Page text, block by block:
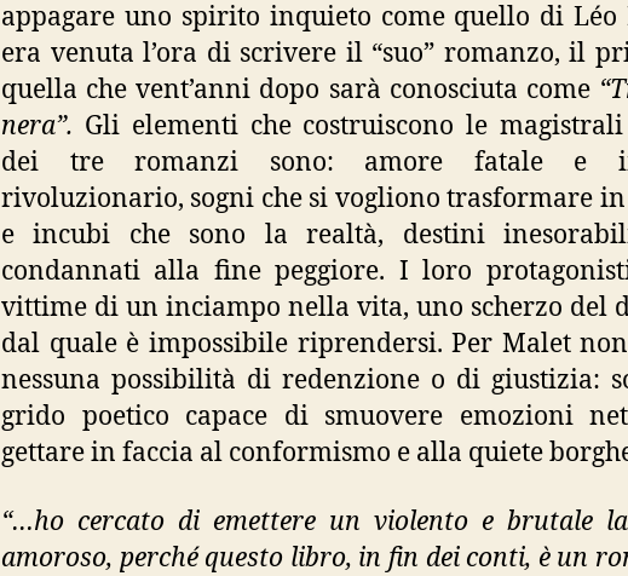
appagare uno spirito inquieto come quello di Léo
era venuta l’ora di scrivere il “suo” romanzo, il
quella che vent’anni dopo sarà conosciuta come
nera”. Gli elementi che costruiscono le
dei tre romanzi sono: amore fatale e
rivoluzionario, sogni che si vogliono trasformare
e incubi che sono la realtà, destini
condannati alla fine peggiore. I loro
vittime di un inciampo nella vita, uno scherzo del
dal quale è impossibile riprendersi. Per Malet
nessuna possibilità di redenzione o di giustizia:
grido poetico capace di smuovere emozioni
gettare in faccia al conformismo e alla quiete
“…ho cercato di emettere un violento e brutale
amoroso, perché questo libro, in fin dei conti, è un